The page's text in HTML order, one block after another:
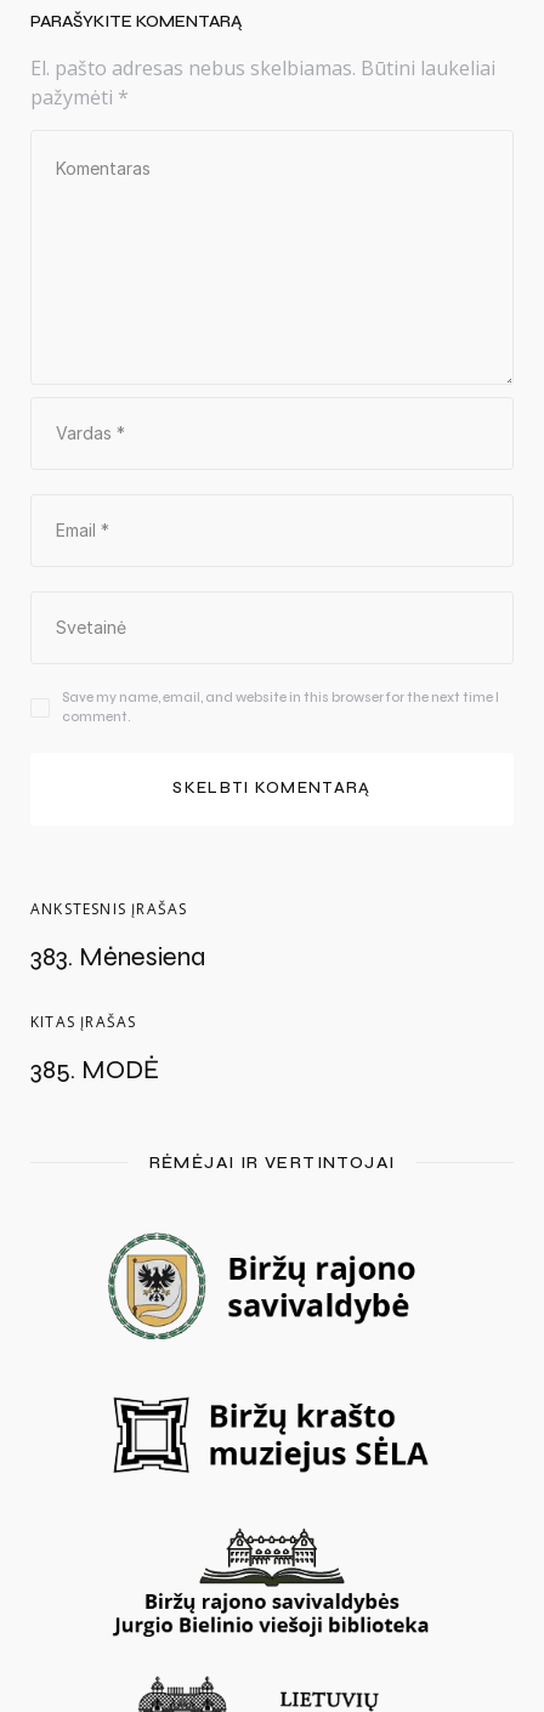
PARAŠYKITE KOMENTARĄ
El. pašto adresas nebus skelbiamas. Būtini laukeliai
pažymėti *
Save my name, email, and website in this browser for the next time I
comment.
ANKSTESNIS ĮRAŠAS
383. Mėnesiena
KITAS ĮRAŠAS
385. MODĖ
RĖMĖJAI IR VERTINTOJAI